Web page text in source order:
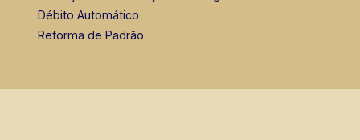
Débito Automático
Reforma de Padrão